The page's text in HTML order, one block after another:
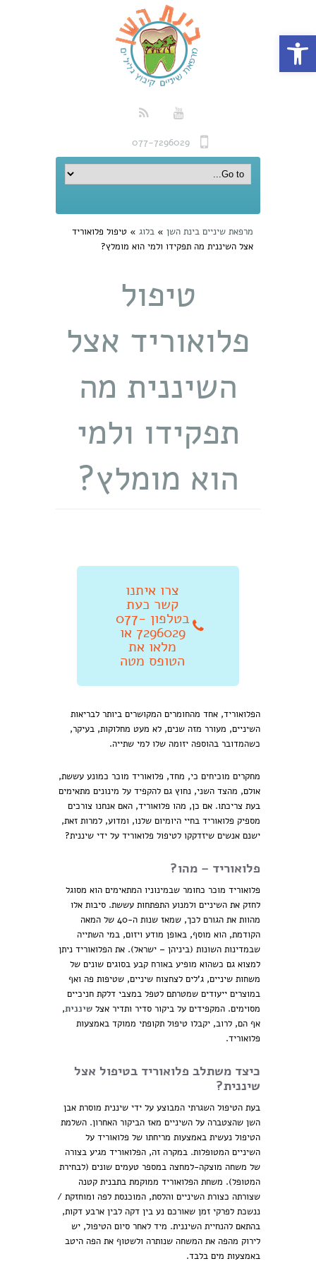
פתח סרגל נגישות
077-7296029
מרפאת שיניים בינת השן » בלוג » טיפול פלואוריד
אצל השיננית מה תפקידו ולמי הוא מומלץ?
טיפול
פלואוריד אצל
השיננית מה
תפקידו ולמי
הוא מומלץ?
צרו איתנו
קשר כעת
בטלפון 077-
7296029 או
מלאו את
הטופס מטה
הפלואוריד, אחד מהחומרים המקושרים ביותר לבריאות
השיניים, מעורר מזה שנים, לא מעט מחלוקות, בעיקר,
כשהמדובר בהוספה יזומה שלו למי שתייה.
מחקרים מוכיחים כי, מחד, פלואוריד מוכר כמונע עששת,
אולם, מהצד השני, נחוץ גם להקפיד על מינונים מתאימים
בעת צריכתו. אם כן, מהו פלואוריד, האם אנחנו צורכים
מספיק פלואוריד בחיי היומיום שלנו, ומדוע, למרות זאת,
ישנם אנשים שיזדקקו לטיפול פלואוריד על ידי שיננית?
פלואוריד – מהו?
פלואוריד מוכר כחומר שבמינוניו המתאימים הוא מסוגל
לחזק את השיניים ולמנוע התפתחות עששת. סיבות אלו
מהוות את הגורם לכך, שמאז שנות ה-40 של המאה
הקודמת, הוא מוסף, באופן מודע ויזום, במי השתייה
שבמדינות השונות (ביניהן – ישראל). את הפלואוריד ניתן
למצוא גם כשהוא מופיע באורח קבע בסוגים שונים של
משחות שיניים, ג'לים לצחצוח שיניים, שטיפות פה ואף
במוצרים ייעודים שמטרתם לטפל במצבי דלקת חניכיים
מסוימים. המקפידים על ביקור סדיר ותדיר אצל שיננית,
אף הם, לרוב, יקבלו טיפול תקופתי ממוקד באמצעות
פלואוריד.
כיצד משתלב פלואוריד בטיפול אצל
שיננית?
בעת הטיפול השגרתי המבוצע על ידי שיננית מוסרת אבן
השן שהצטברה על השיניים מאז הביקור האחרון. השלמת
הטיפול נעשית באמצעות מריחתו של פלואוריד על
השיניים המטופלות. במקרה זה, הפלואוריד מגיע בצורה
של משחה מוצקה-למחצה במספר טעמים שונים (לבחירת
המטופל). משחת הפלואוריד ממוקמת בתבנית קטנה
שצורתה כצורת השיניים והלסת, המוכנסת לפה ומוחזקת /
ננשכת לפרקי זמן שאורכם נע בין דקה לבין ארבע דקות,
בהתאם להנחיית השיננית. מיד לאחר סיום הטיפול, יש
לירוק מהפה את המשחה שנותרה ולשטוף את הפה היטב
באמצעות מים בלבד.